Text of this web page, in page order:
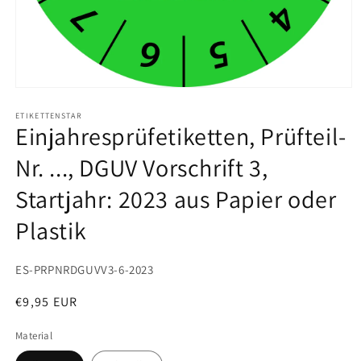
in
Modal
öffnen
ETIKETTENSTAR
Einjahresprüfetiketten, Prüfteil-
Nr. ..., DGUV Vorschrift 3,
Startjahr: 2023 aus Papier oder
Plastik
SKU:
ES-PRPNRDGUVV3-6-2023
Normaler
€9,95 EUR
Material